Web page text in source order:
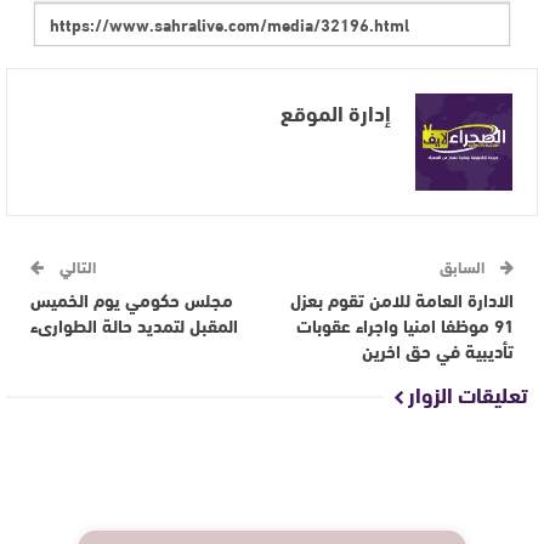
إدارة الموقع
السابق
الادارة العامة للامن تقوم بعزل
91 موظفا امنيا واجراء عقوبات
تأديبية في حق اخرين
التالي
مجلس حكومي يوم الخميس
المقبل لتمديد حالة الطوارىء
تعليقات الزوار